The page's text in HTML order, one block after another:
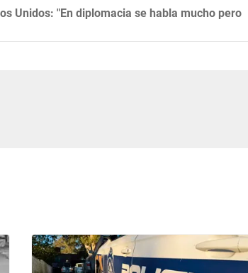
Unidos: "En diplomacia se habla mucho pero